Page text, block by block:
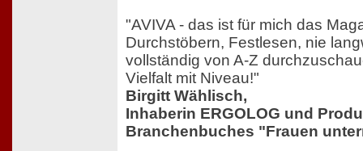
"AVIVA - das ist für mich das
Durchstöbern, Festlesen, nie
vollständig von A-Z
Vielfalt mit Niveau!"
Birgitt Wählisch,
Inhaberin ERGOLOG und
Branchenbuches "Frauen